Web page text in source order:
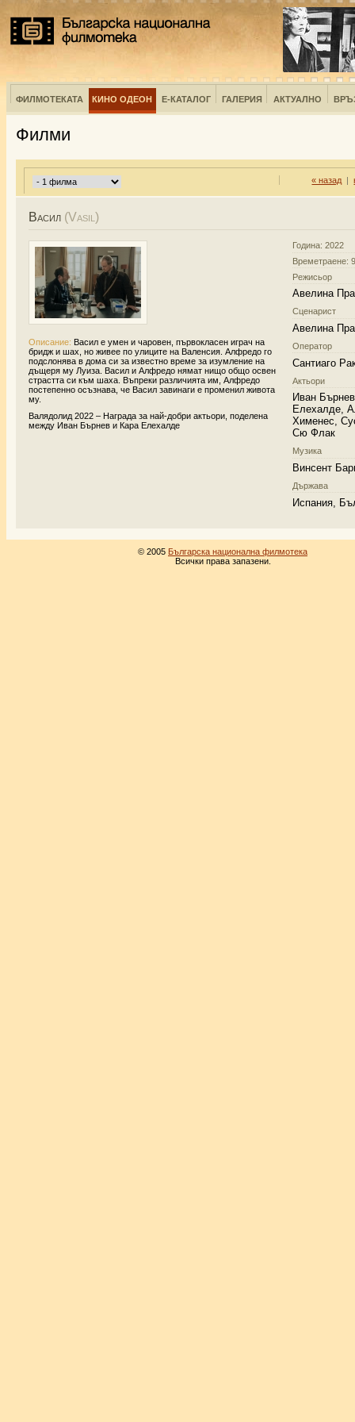
ФИЛМОТЕКАТА КИНО ОДЕОН Е-КАТАЛОГ ГАЛЕРИЯ АКТУАЛНО
Филми
« назад |
Васил (Vasil)
Описание: Васил е умен и чаровен, първокласен играч на
бридж и шах, но живее по улиците на Валенсия. Алфредо го
подслонява в дома си за известно време за изумление на
дъщеря му Луиза. Васил и Алфредо нямат нищо общо освен
страстта си към шаха. Въпреки различията им, Алфредо
постепенно осъзнава, че Васил завинаги е променил живота
му.
Валядолид 2022 – Награда за най-добри актьори, поделена
между Иван Бърнев и Кара Елехалде
Година: 2022
Времетраене:
Режисьор
Авелина
Сценарист
Авелина
Оператор
Сантиаго
Актьори
Иван
Елехалде,
Хименес,
Сю Флак
Музика
Винсент
Държава
Испания,
© 2005 Българска национална филмотека
Всички права запазени.